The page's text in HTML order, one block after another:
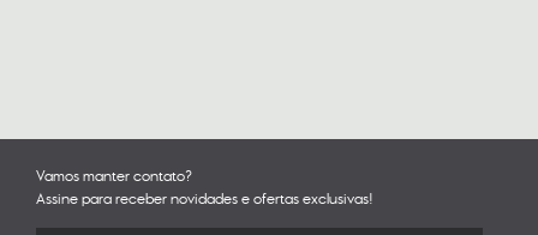
Vamos manter contato?
Assine para receber novidades e ofertas exclusivas!